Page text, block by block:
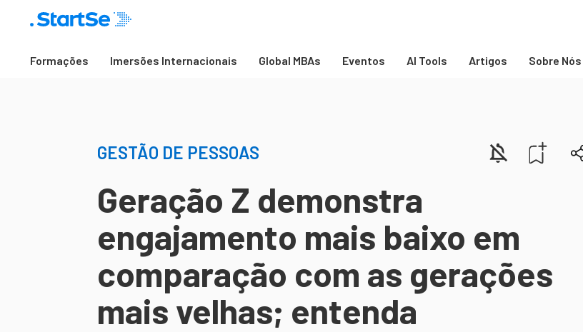
Formações Imersões Internacionais Global MBAs Eventos AI Tools Artigos Sobre Nós
GESTÃO DE PESSOAS
Geração Z demonstra
engajamento mais baixo em
comparação com as gerações
mais velhas; entenda